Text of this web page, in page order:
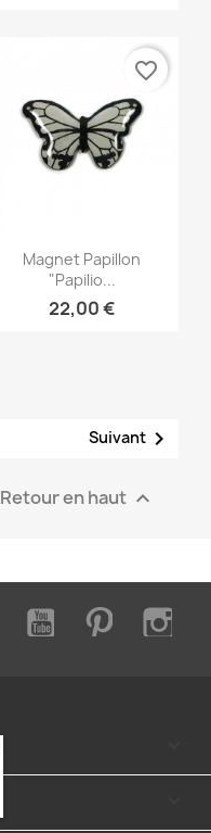
Aperçu rapide
Magnet Papillon
"Papilio...
22,00 €
favorite_border
Suivant 
Retour en haut 
FacebookYouTube Pinterest